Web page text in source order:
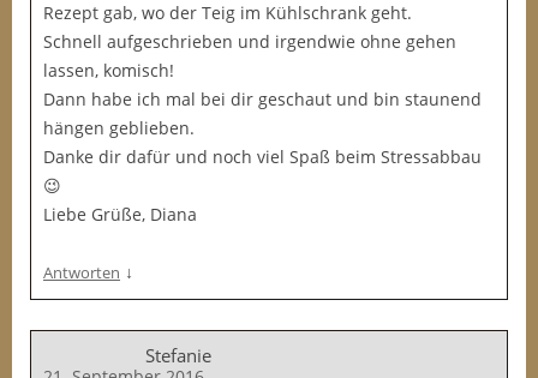
Rezept gab, wo der Teig im Kühlschrank geht.
Schnell aufgeschrieben und irgendwie ohne gehen
lassen, komisch!
Dann habe ich mal bei dir geschaut und bin staunend
hängen geblieben.
Danke dir dafür und noch viel Spaß beim Stressabbau
😉
Liebe Grüße, Diana
Antworten ↓
Stefanie